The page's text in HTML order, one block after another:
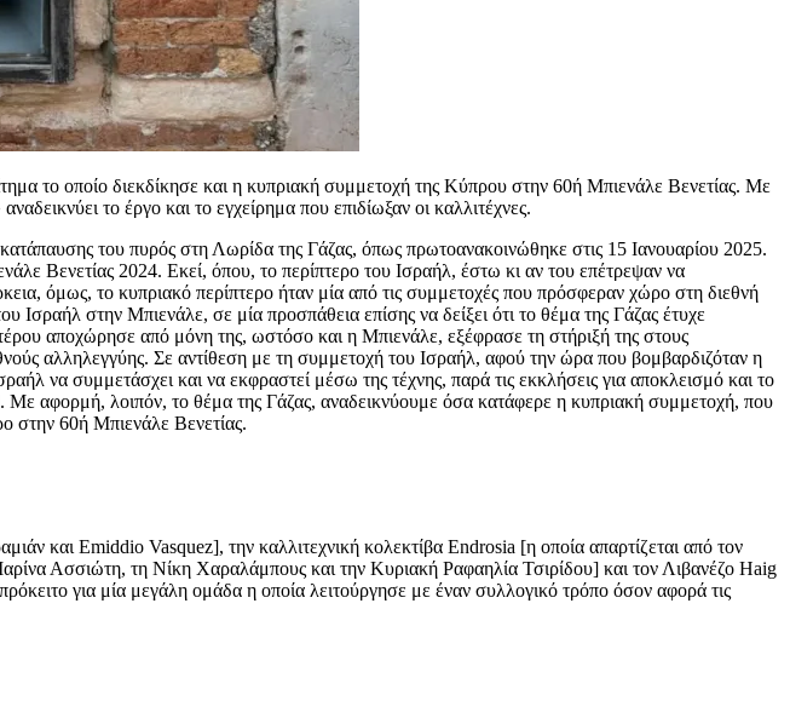
το οποίο διεκδίκησε και η κυπριακή συμμετοχή της Κύπρου στην 60ή Μπιενάλε Βενετίας. Με
το έργο και το εγχείρημα που επιδίωξαν οι καλλιτέχνες.
του πυρός στη Λωρίδα της Γάζας, όπως πρωτοανακοινώθηκε στις 15 Ιανουαρίου 2025.
Βενετίας 2024. Εκεί, όπου, το περίπτερο του Ισραήλ, έστω κι αν του επέτρεψαν να
όμως, το κυπριακό περίπτερο ήταν μία από τις συμμετοχές που πρόσφεραν χώρο στη διεθνή
στην Μπιενάλε, σε μία προσπάθεια επίσης να δείξει ότι το θέμα της Γάζας έτυχε
αποχώρησε από μόνη της, ωστόσο και η Μπιενάλε, εξέφρασε τη στήριξή της στους
αλληλεγγύης. Σε αντίθεση με τη συμμετοχή του Ισραήλ, αφού την ώρα που βομβαρδιζόταν η
να συμμετάσχει και να εκφραστεί μέσω της τέχνης, παρά τις εκκλήσεις για αποκλεισμό και το
Με αφορμή, λοιπόν, το θέμα της Γάζας, αναδεικνύουμε όσα κατάφερε η κυπριακή συμμετοχή, που
στην 60ή Μπιενάλε Βενετίας.
και Emiddio Vasquez], την καλλιτεχνική κολεκτίβα Endrosia [η οποία απαρτίζεται από τον
Ασσιώτη, τη Νίκη Χαραλάμπους και την Κυριακή Ραφαηλία Τσιρίδου] και τον Λιβανέζο Haig
για μία μεγάλη ομάδα η οποία λειτούργησε με έναν συλλογικό τρόπο όσον αφορά τις